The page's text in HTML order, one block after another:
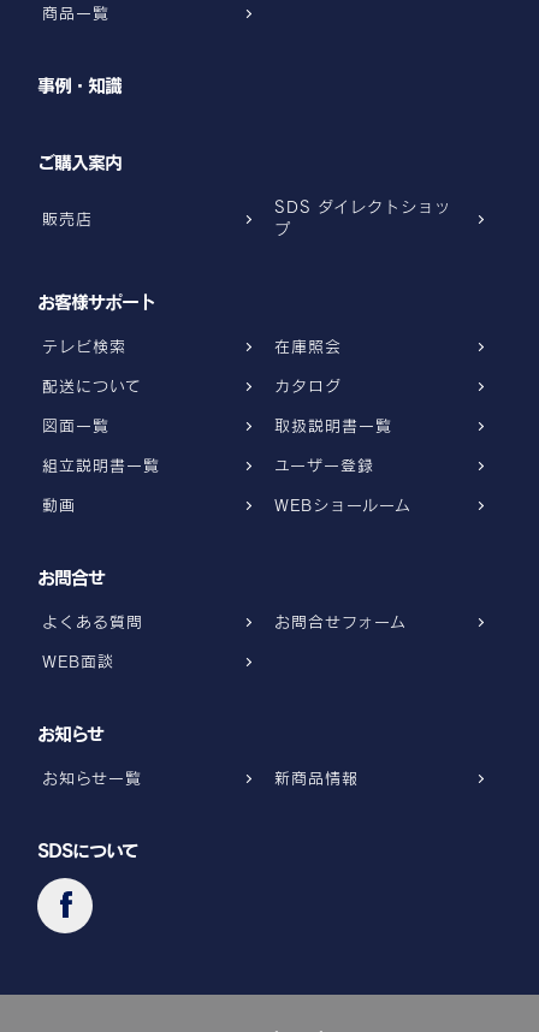
商品一覧
事例・知識
ご購入案内
販売店
SDS ダイレクトショッ
プ
お客様サポート
テレビ検索 在庫照会
配送について カタログ
図面一覧 取扱説明書一覧
組立説明書一覧 ユーザー登録
動画 WEBショールーム
お問合せ
よくある質問 お問合せフォーム
WEB面談
お知らせ
お知らせ一覧 新商品情報
SDSについて